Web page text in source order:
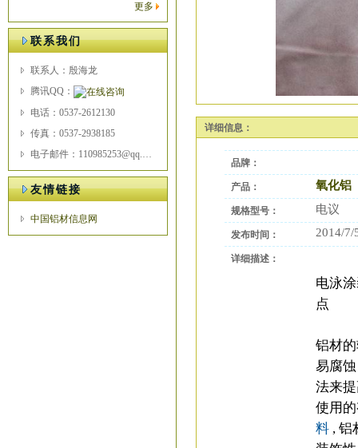
更多
联系我们
联系人：殷海龙
腾讯QQ：
电话：0537-2612130
传真：0537-2938185
电子邮件：110985253@qq.com
友情链接
中国铝材信息网
详细信息：
品牌：
产品： 氧化铝
规格型号： 电议
发布时间： 2014/7/
详细描述：
电泳
点
铝材
易腐蚀
法来
使用
料 , 铝